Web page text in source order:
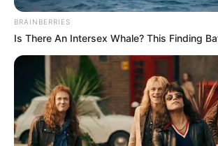
Découvrez le Cheval du jour
BRAINBERRIES
Is There An Intersex Whale? This Finding